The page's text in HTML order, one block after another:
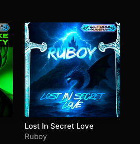
Lost In Secret Love
Ruboy